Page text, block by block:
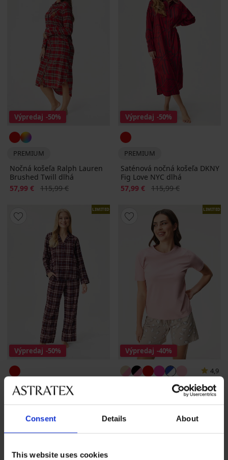
Consent Details About
This website uses cookies
Výpredaj -50%
PREMIUM
Nočná košeľa Ralph Lauren
Brushed Twill dlhá
Zľava
57,99 € Pôvodná cena
115,99 €
Výpredaj -50%
PREMIUM
Saténová nočná košeľa DKNY
Fig Love NYC dlhá
Zľava
57,99 € Pôvodná cena
115,99 €
LIMITED
Výpredaj -50%
PREMIUM
Pyžamo Tommy Hilfiger LS
Zľava
55,99 € Pôvodná cena
111,99 €
LIMITED
Výpredaj -40%
4,9
Bavlnené pyžamo Madeline
krátke
Zľava
19,79 € Pôvodná cena